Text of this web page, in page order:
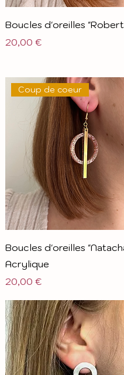
Boucles d'oreilles
Prix
20,00 €
Coup de coeur
Boucles d'oreilles
Acrylique
Prix
20,00 €